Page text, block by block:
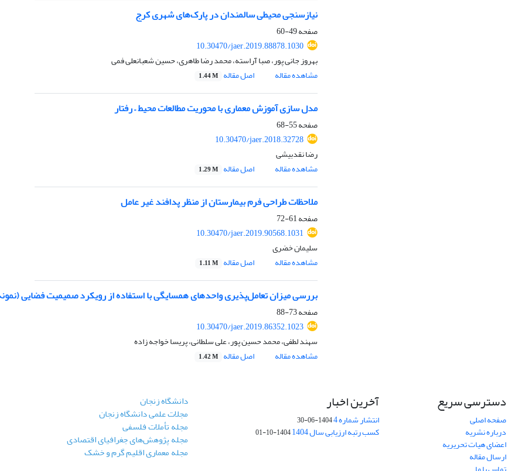
نیازسنجی محیطی سالمندان در پارک‌های شهری کرج
صفحه49-60
10.30470/jaer.2019.88878.1030
بهروز جانی پور، صبا آراسته، محمد رضا طاهری، حسین شعبانعلی فمی
مشاهده مقاله
اصل مقاله 1.44 M
مدل سازی آموزش معماری با محوریت مطالعات محیط – رفتار
صفحه55-68
10.30470/jaer.2018.32728
رضا نقدبیشی
مشاهده مقاله
اصل مقاله 1.29 M
ملاحظات طراحی فرم بیمارستان از منظر پدافند غیر عامل
صفحه61-72
10.30470/jaer.2019.90568.1031
سلیمان خضری
مشاهده مقاله
اصل مقاله 1.11 M
بررسی میزان تعامل‌پذیری واحدهای همسایگی با استفاده از رویکرد صمیمیت فضایی
صفحه73-88
10.30470/jaer.2019.86352.1023
سهند لطفی، محمد حسین پور، علی سلطانی، پریسا خواجه زاده
مشاهده مقاله
اصل مقاله 1.42 M
دسترسی سریع
صفحه اصلی
درباره نشریه
اعضای هیات تحریریه
ارسال مقاله
آخرین اخبار
انتشار شماره 4 1404-06-30
کسب رتبه ارزیابی سال 1404 1404-10-01
دانشگاه زنجان
مجلات علمی دانشگاه زنجان
مجله تأملات فلسفی
مجله پژوهش‌های جغرافیای اقتصادی
مجله معماری اقلیم گرم و خشک